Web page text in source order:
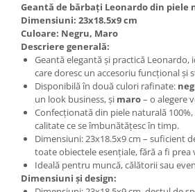
Geantă de bărbați Leonardo din piele
Dimensiuni: 23x18.5x9 cm
Culoare: Negru, Maro
Descriere generală:
Geantă elegantă și practică
care doresc un accesoriu funcțional și
Disponibilă în două culori rafinate:
un look business, și maro– o alegere
Confecționată din piele naturală
calitate ce se îmbunătățesc în timp.
Dimensiuni: 23x18.5x9 cm – suficient
toate obiectele esențiale, fără a fi prea
Ideală pentru muncă, călătorii sau
Dimensiuni și design: